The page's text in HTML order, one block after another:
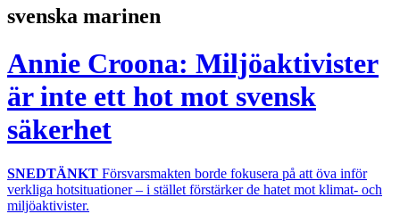
svenska marinen
Annie Croona: Miljöaktivister
är inte ett hot mot svensk
säkerhet
SNEDTÄNKT Försvarsmakten borde fokusera på att öva inför
verkliga hotsituationer – i stället förstärker de hatet mot klimat- och
miljöaktivister.